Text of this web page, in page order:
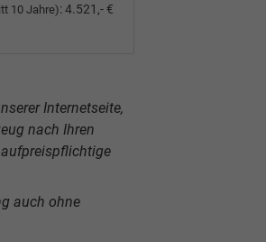
10 Jahre):4.521,- €
Internetseite,
nach Ihren
auch ohne